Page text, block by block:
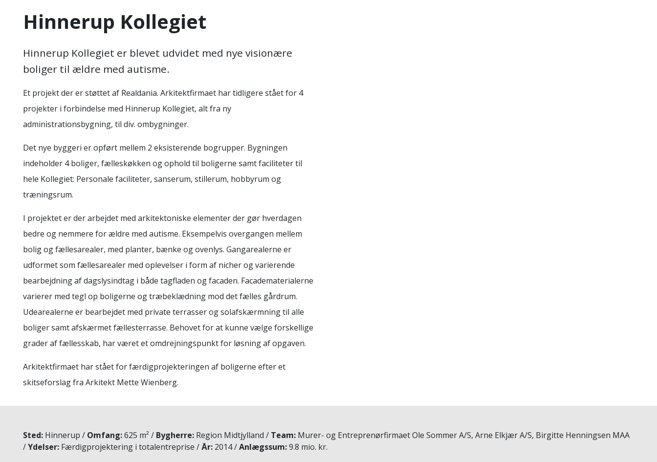
Hinnerup Kollegiet
Hinnerup Kollegiet er blevet udvidet med nye visionære
boliger til ældre med autisme.
Et projekt der er støttet af Realdania. Arkitektfirmaet har tidligere stået for 4
projekter i forbindelse med Hinnerup Kollegiet, alt fra ny
administrationsbygning, til div. ombygninger.
Det nye byggeri er opført mellem 2 eksisterende bogrupper. Bygningen
indeholder 4 boliger, fælleskøkken og ophold til boligerne samt faciliteter til
hele Kollegiet: Personale faciliteter, sanserum, stillerum, hobbyrum og
træningsrum.
I projektet er der arbejdet med arkitektoniske elementer der gør hverdagen
bedre og nemmere for ældre med autisme. Eksempelvis overgangen mellem
bolig og fællesarealer, med planter, bænke og ovenlys. Gangarealerne er
udformet som fællesarealer med oplevelser i form af nicher og varierende
bearbejdning af dagslysindtag i både tagfladen og facaden. Facadematerialerne
varierer med tegl op boligerne og træbeklædning mod det fælles gårdrum.
Udearealerne er bearbejdet med private terrasser og solafskærmning til alle
boliger samt afskærmet fællesterrasse. Behovet for at kunne vælge forskellige
grader af fællesskab, har været et omdrejningspunkt for løsning af opgaven.
Arkitektfirmaet har stået for færdigprojekteringen af boligerne efter et
skitseforslag fra Arkitekt Mette Wienberg.
Sted Hinnerup Omfang 625 m² Bygherre Region Midtjylland Team Murer- og Entreprenørfirmaet Ole Sommer A/S, Arne Elkjær A/S, Birgitte Henningsen MAA
Ydelser Færdigprojektering i totalentreprise År 2014 Anlægssum 9.8 mio. kr.